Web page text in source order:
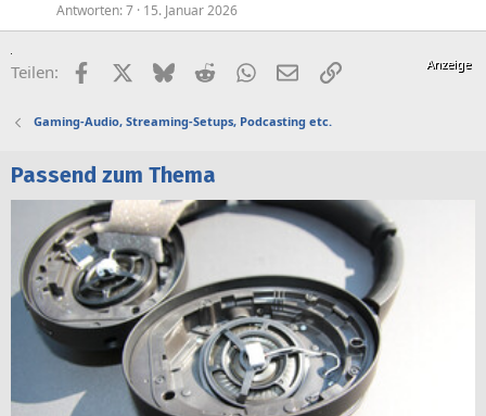
Antworten 7 15. Januar 2026
Teilen: FacebookX (Twitter)
BlueskyRedditWhatsApp
E-MailLink
Gaming-Audio, Streaming-Setups, Podcasting etc.
Passend zum Thema